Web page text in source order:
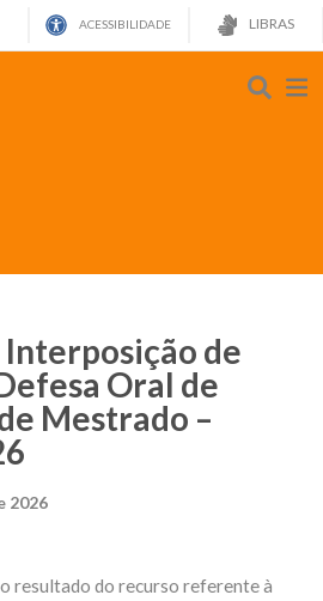
ACESSIBILIDADE LIBRAS
de
Oral de
Mestrado –
2026
resultado do recurso referente à